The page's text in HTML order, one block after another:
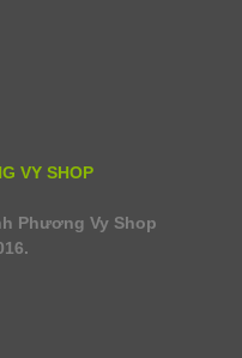
VY SHOP
Phương Vy Shop